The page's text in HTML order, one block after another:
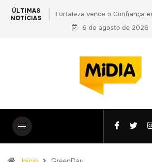
ÚLTIMAS
NOTÍCIAS
em Aracaju e avança
PF prende primo
vantagens
6 de agosto de 2026